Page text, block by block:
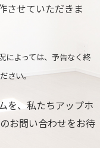
させていただきま
によっては、予告なく終
さい。
を、私たちアップホ
お問い合わせをお待